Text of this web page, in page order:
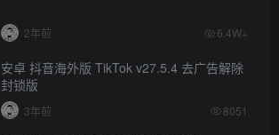
2年前 6.4W+
安卓 抖音海外版 TikTok v27.5.4 去广告解除
封锁版
3年前 8051